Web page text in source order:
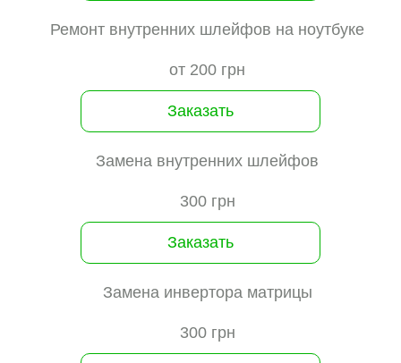
Ремонт внутренних шлейфов на ноутбуке
от 200 грн
Заказать
Замена внутренних шлейфов
300 грн
Заказать
Замена инвертора матрицы
300 грн